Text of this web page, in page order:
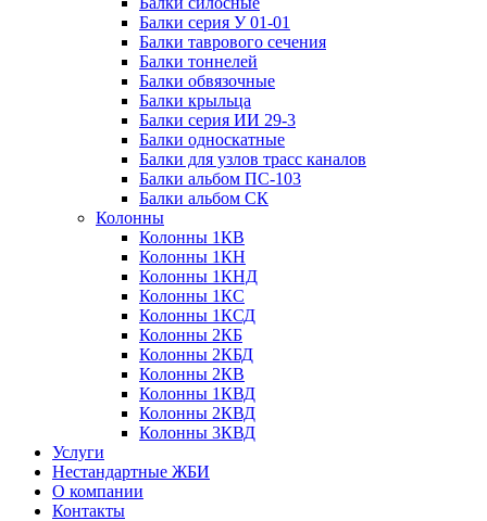
Балки серия У 01-01
Балки таврового сечения
Балки тоннелей
Балки обвязочные
Балки крыльца
Балки серия ИИ 29-3
Балки односкатные
Балки для узлов трасс каналов
Балки альбом ПС-103
Балки альбом СК
Колонны
Колонны 1КВ
Колонны 1КН
Колонны 1КНД
Колонны 1КС
Колонны 1КСД
Колонны 2КБ
Колонны 2КБД
Колонны 2КВ
Колонны 1КВД
Колонны 2КВД
Колонны 3КВД
Услуги
Нестандартные ЖБИ
О компании
Контакты